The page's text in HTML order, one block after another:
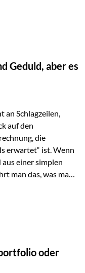
nicht die
ausgeweiteten
an den
bewährter Anker.
Geduld, aber es
an Schlagzeilen,
auf den
die
erwartet“ ist. Wenn
einer simplen
man das, was man
zu
oder